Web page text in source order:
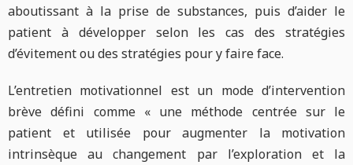
aboutissant à la prise de substances, puis d’aider le
patient à développer selon les cas des stratégies
d’évitement ou des stratégies pour y faire face.
L’entretien motivationnel est un mode d’intervention
brève défini comme « une méthode centrée sur le
patient et utilisée pour augmenter la motivation
intrinsèque au changement par l’exploration et la